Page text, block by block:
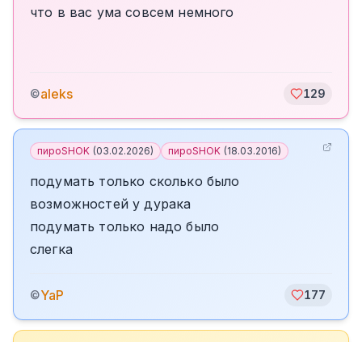
что в вас ума совсем немного
©aleks 129
пироSHOK (03.02.2026) пироSHOK (18.03.2016)
подумать только сколько было
возможностей у дурака
подумать только надо было
слегка
©YaP 177